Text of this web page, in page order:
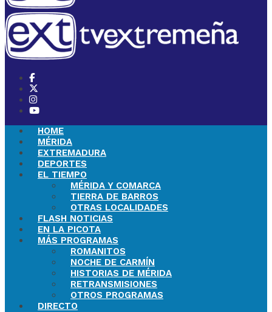
HOME
MÉRIDA
EXTREMADURA
DEPORTES
EL TIEMPO
MÉRIDA Y COMARCA
TIERRA DE BARROS
OTRAS LOCALIDADES
FLASH NOTICIAS
EN LA PICOTA
MÁS PROGRAMAS
ROMANITOS
NOCHE DE CARMÍN
HISTORIAS DE MÉRIDA
RETRANSMISIONES
OTROS PROGRAMAS
DIRECTO